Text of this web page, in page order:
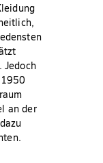
Jedoch
an der